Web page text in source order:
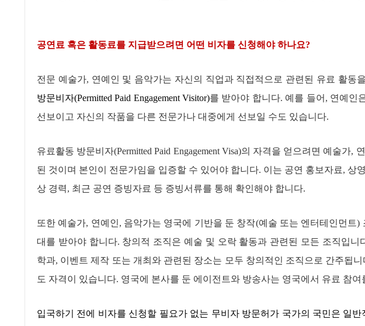
공연료 혹은 활동료를 지급받으려면 어떤 비자를 신청해야 하나요?
전문 예술가, 연예인 및 음악가는 자신의 직업과 직접적으로 관련된 유료 활동
방문비자(Permitted Paid Engagement Visitor)를 받아야 합니다. 예를 들어 , 연예인
선보이고 자신의 작품을 다른 전문가나 대중에게 선보일 수도 있습니다.
유료활동 방문비자(Permitted Paid Engagement Visa)의 자격을 얻으려면 예술가,
된 것이며 본인이 전문가임을 입증할 수 있어야 합니다. 이는 공연 홍보자료, 상
상 경력, 최근 공연 증빙자료 등 증빙서류를 통해 확인해야 합니다.
또한 예술가, 연예인, 음악가는 영국에 기반을 둔 창작(예술 또는 엔터테인먼트)
대를 받아야 합니다. 창의적 조직은 예술 및 오락 활동과 관련된 모든 조직입니
학과, 이벤트 제작 또는 개최와 관련된 장소는 모두 창의적인 조직으로 간주됩니
도 자격이 있습니다. 영국에 본사를 둔 에이전트와 방송사는 영국에서 유료 참
입국하기 전에 비자를 신청할 필요가 없는 무비자 방문허가 국가의 국민은 일